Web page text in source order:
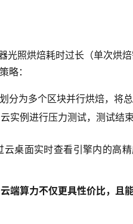
光照烘焙耗时过长（单次烘
略：
分为多个区块并行烘焙，将
实例进行压力测试，测试结
桌面实时查看引擎内的高
端算力不仅更具性价比，且